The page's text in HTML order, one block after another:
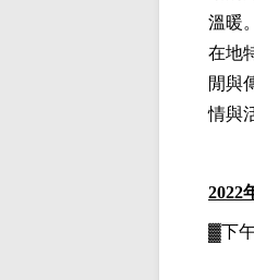
溫暖
在地
閒與
情與
2022
▓下